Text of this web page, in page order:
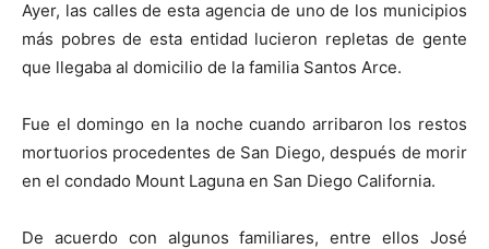
Ayer, las calles de esta agencia de uno de los municipios
más pobres de esta entidad lucieron repletas de gente
que llegaba al domicilio de la familia Santos Arce.
Fue el domingo en la noche cuando arribaron los restos
mortuorios procedentes de San Diego, después de morir
en el condado Mount Laguna en San Diego California.
De acuerdo con algunos familiares, entre ellos José